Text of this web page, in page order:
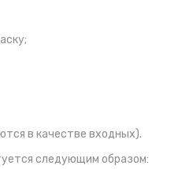
в качестве входных).
следующим образом: